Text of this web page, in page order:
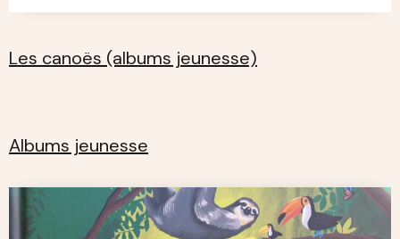
Les canoës (albums jeunesse)
Albums jeunesse